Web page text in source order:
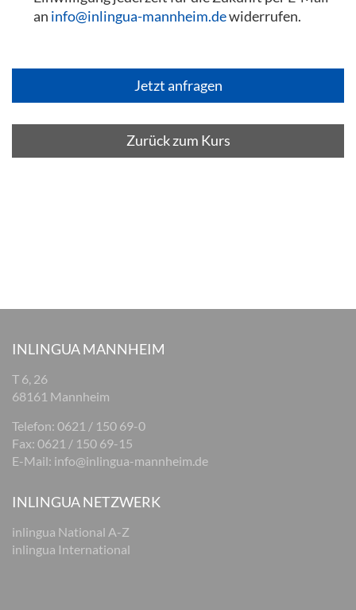
an info@inlingua-mannheim.dewiderrufen.
Zurück zum Kurs
INLINGUA MANNHEIM
T 6, 26
68161 Mannheim
Telefon: 0621 / 150 69-0
Fax: 0621 / 150 69-15
E-Mail: info@inlingua-mannheim.de
INLINGUA NETZWERK
inlingua National A-Z
inlingua International